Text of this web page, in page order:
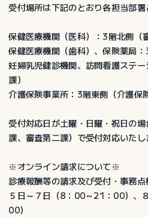
受付場所は下記のとおり各担当部署
保健医療機関（医科）：3階北側（
保健医療機関（歯科）、保険薬局：
妊婦乳児健診機関、訪問看護ステ
課）
介護保険事業所：3階東側（介護保
受付対応日が土曜・日曜・祝日の
課、審査第二課）で受付対応いたし
※オンライン請求について※
診療報酬等の請求及び受付・事務点
５日～７日（8：00～21：00）、
00）